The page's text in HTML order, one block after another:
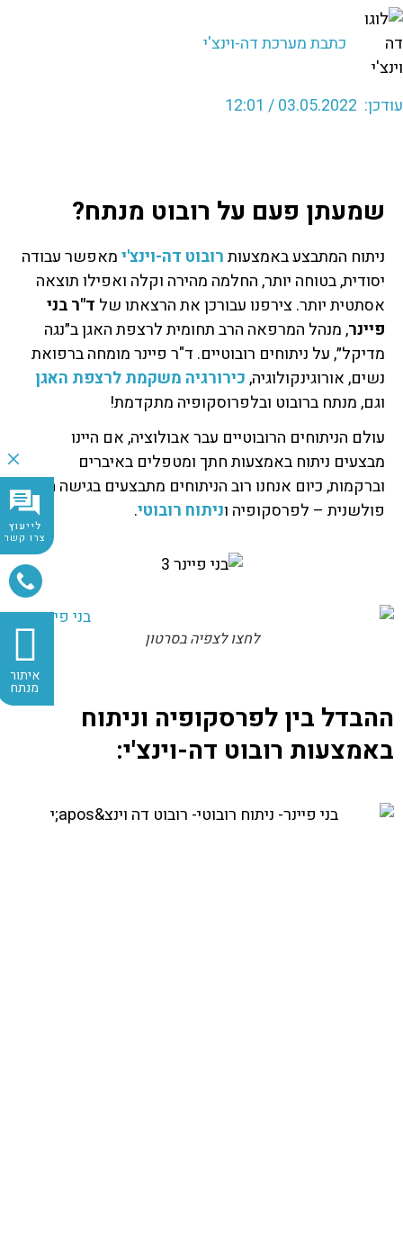
לייעוץ
צרו קשר
איתור
מנתח
כתבת מערכת דה-וינצ'י
עודכן: 03.05.2022 / 12:01
שמעתן פעם על רובוט מנתח?
ניתוח המתבצע באמצעותרובוט דה-וינצ'ימאפשר עבודה
יסודית, בטוחה יותר, החלמה מהירה וקלה ואפילו תוצאה
אסתטית יותר. צירפנו עבורכן את הרצאתו של ד"ר בני
פיינר, מנהל המרפאה הרב תחומית לרצפת האגן ב״נגה
מדיקל״, על ניתוחים רובוטיים. ד"ר פיינר מומחה ברפואת
נשים, אורוגינקולוגיה,כירורגיה משקמתלרצפת האגן
וגם, מנתח ברובוט ובלפרוסקופיה מתקדמת!
עולם הניתוחים הרובוטיים עבר אבולוציה, אם היינו
מבצעים ניתוח באמצעות חתך ומטפלים באיברים
וברקמות, כיום אנחנו רוב הניתוחים מתבצעים בגישה הזעיר
פולשנית – לפרסקופיה וניתוח רובוטי.
לחצו לצפיה בסרטון
ההבדל בין לפרסקופיה וניתוח
באמצעות רובוט דה-וינצ'י: